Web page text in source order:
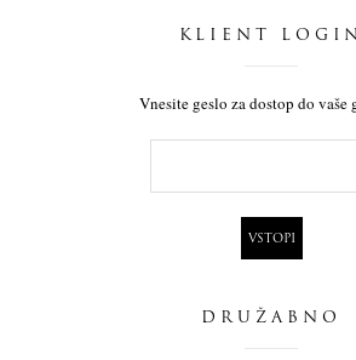
KLIENT LOGIN
Vnesite geslo za dostop do vaše
DRUŽABNO